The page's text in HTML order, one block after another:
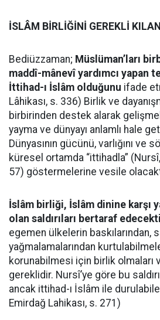
İSLÂM BİRLİĞİNİ GEREKLİ
Bediüzzaman; Müslüman’ları
maddî-mânevî yardımcı yapan
İttihad-ı İslâm olduğunu ifade
Lâhikası, s. 336) Birlik ve
birbirinden destek alarak
yayma ve dünyayı anlamlı hale
Dünyasının gücünü, varlığını ve
küresel ortamda “ittihadla”
57) göstermelerine vesile
İslâm birliği, İslâm dinine karşı
olan saldırıları bertaraf
egemen ülkelerin baskılarından,
yağmalamalarından
korunabilmesi için birlik olmaları
gereklidir. Nursî’ye göre bu
ancak ittihad-ı İslâm ile
Emirdağ Lahikası, s. 271)